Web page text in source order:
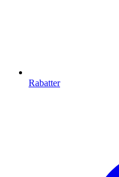
Rabatter